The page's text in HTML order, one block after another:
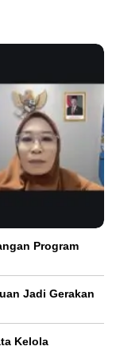
Program
Jadi Gerakan
Kelola